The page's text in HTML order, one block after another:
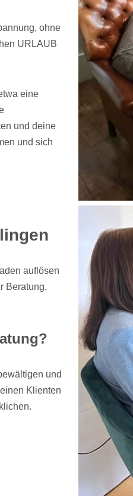
ohne
URLAUB
eine
und deine
und sich
auflösen
Beratung,
und
Klienten